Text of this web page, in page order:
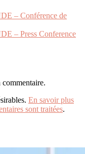
– Conférence de
– Press Conference
En savoir plus
sont traitées.